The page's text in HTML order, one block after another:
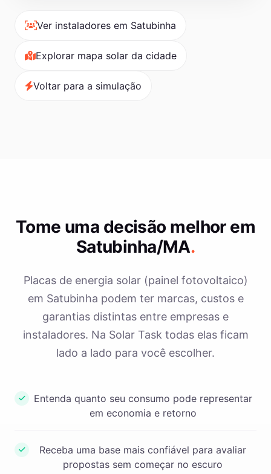
Ver instaladores em Satubinha
Explorar mapa solar da cidade
Voltar para a simulação
Tome uma decisão melhor em
Satubinha/MA.
Placas de energia solar (painel fotovoltaico)
em Satubinha podem ter marcas, custos e
garantias distintas entre empresas e
instaladores. Na Solar Task todas elas ficam
lado a lado para você escolher.
Entenda quanto seu consumo pode representar
em economia e retorno
Receba uma base mais confiável para avaliar
propostas sem começar no escuro